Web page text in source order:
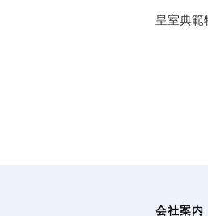
皇室典範
会社案内